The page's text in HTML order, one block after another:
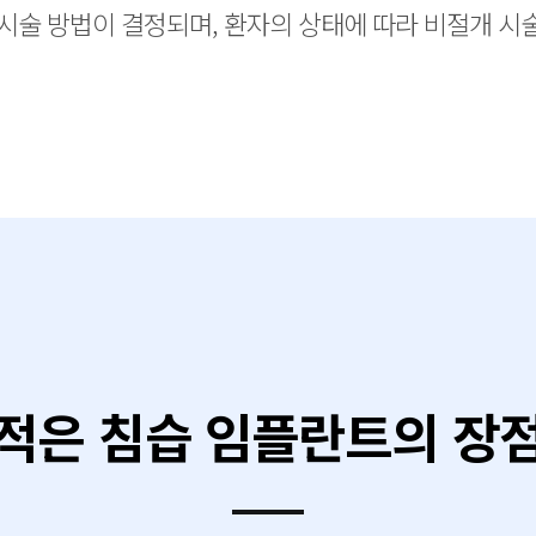
방법이 결정되며, 환자의 상태에 따라 비절개 시
은 침습 임플란트의 장